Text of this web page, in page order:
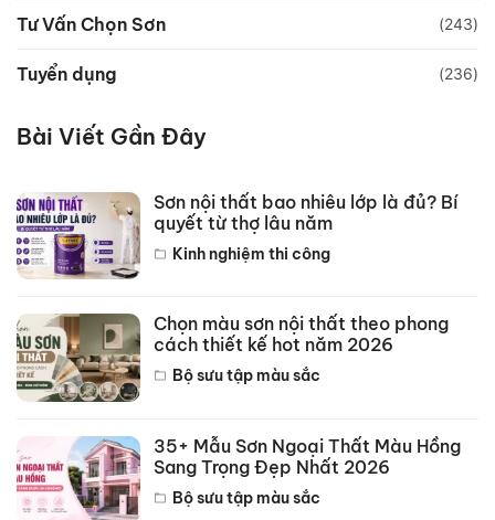
Tư Vấn Chọn Sơn (243)
Tuyển dụng (236)
Bài Viết Gần Đây
Sơn nội thất bao nhiêu lớp là đủ? Bí
quyết từ thợ lâu năm
Kinh nghiệm thi công
Chọn màu sơn nội thất theo phong
cách thiết kế hot năm 2026
Bộ sưu tập màu sắc
35+ Mẫu Sơn Ngoại Thất Màu Hồng
Sang Trọng Đẹp Nhất 2026
Bộ sưu tập màu sắc